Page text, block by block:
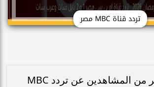
تردد قناة MBC مصر
يبحث عدد كبير من المشاهدين عن تردد MBC